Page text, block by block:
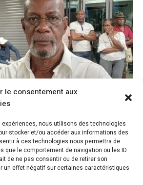
le consentement aux
nous utilisons des technologies
stocker et/ou accéder aux informations des
à ces technologies nous permettra de
que le comportement de navigation ou les ID
de ne pas consentir ou de retirer son
un effet négatif sur certaines caractéristiques
: « Cédric Cornet développait
de populisme qui aurait pu se
en macoutisme »